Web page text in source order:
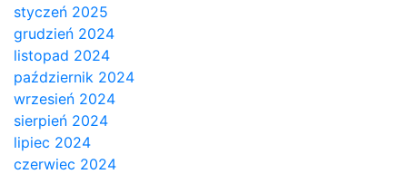
styczeń 2025
grudzień 2024
listopad 2024
październik 2024
wrzesień 2024
sierpień 2024
lipiec 2024
czerwiec 2024